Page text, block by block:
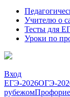
Учителю о
Тесты для
Уроки по
Вход
ЕГЭ-2026ОГЭ-
рубежом